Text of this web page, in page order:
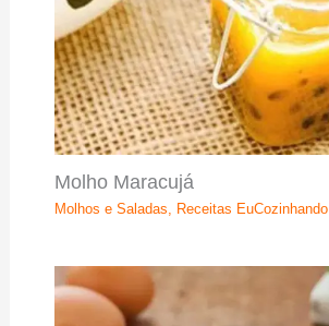
Molho Maracujá
Molhos e Saladas, Receitas EuCozinhando